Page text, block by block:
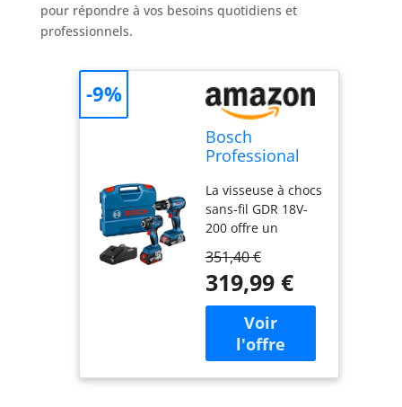
pour répondre à vos besoins quotidiens et
professionnels.
Bosch
Professional
combi-kit :
Visseuse à
chocs GDR
18V-200 +
perceuse-
visseuse à
percussion
GSB 18V-45
(av. batteries
2,0Ah + 4,0Ah,
chargeur GAL
La visseuse à chocs
sans-fil GDR 18V-
200 offre un
puissance/taille et
un porte-embout
¼". La GDR 18V-200
est dotée d’un
moteur sans
charbons
permettant de
351,40 €
319,99 €
-9%